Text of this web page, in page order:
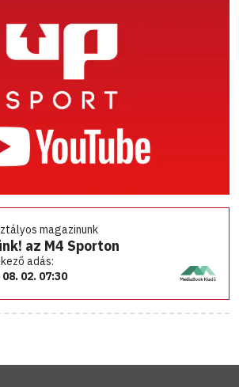
magazinunk
az M4 Sporton
adás:
08. 02. 07:30